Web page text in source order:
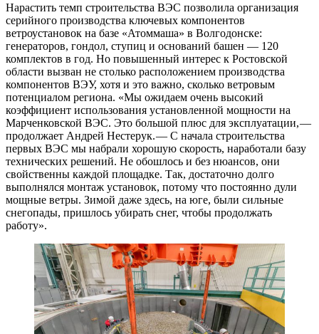
Нарастить темп строительства ВЭС позволила организация
серийного производства ключевых компонентов
ветроустановок на базе «Атоммаша» в Волгодонске:
генераторов, гондол, ступиц и оснований башен — ​120
комплектов в год. Но повышенный интерес к Ростовской
области вызван не столько расположением производства
компонентов ВЭУ, хотя и это важно, сколько ветровым
потенциалом региона. «Мы ожидаем очень высокий
коэффициент использования установленной мощности на
Марченковской ВЭС. Это большой плюс для эксплуатации, —
​продолжает Андрей Нестерук. — ​С начала строительства
первых ВЭС мы набрали хорошую скорость, наработали базу
технических решений. Не обошлось и без нюансов, они
свойственны каждой площадке. Так, достаточно долго
выполнялся монтаж установок, потому что постоянно дули
мощные ветры. Зимой даже здесь, на юге, были сильные
снегопады, пришлось убирать снег, чтобы продолжать
работу».